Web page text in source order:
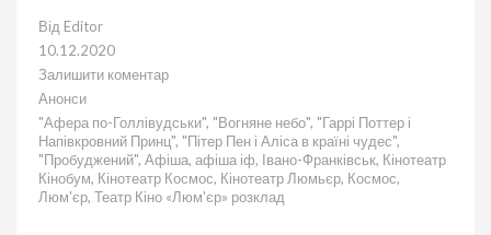
Від Editor
10.12.2020
Залишити коментар
до
Поттер
і
Напівкровний
Принц”,
“Афера
Анонси
"Афера по-Голлівудськи", "Вогняне небо", "Гаррі Поттер і
Напівкровний Принц", "Пітер Пен і Аліса в країні чудес",
"Пробуджений", Афіша, афіша іф, Івано-Франківськ, Кінотеатр
Кінобум, Кінотеатр Космос, Кінотеатр Люмьєр, Космос,
Люм'єр, Театр Кіно «Люм'єр» розклад